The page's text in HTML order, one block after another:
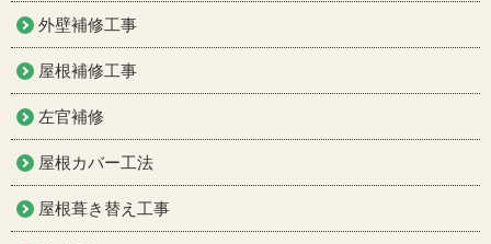
外壁補修工事
屋根補修工事
左官補修
屋根カバー工法
屋根葺き替え工事